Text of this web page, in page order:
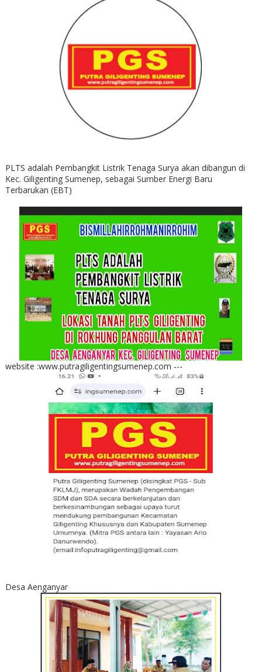
PLTS adalah Pembangkit Listrik Tenaga Surya akan dibangun di
Kec. Giligenting Sumenep, sebagai Sumber Energi Baru
Terbarukan (EBT)
website :www.putragiligentingsumenep.com ---
Desa Aenganyar